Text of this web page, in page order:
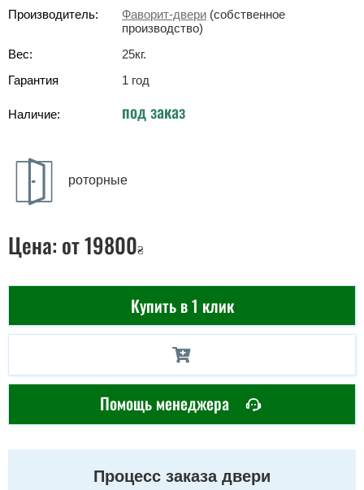
Производитель:
Фаворит-двери (собственное
производство)
Вес:
25кг.
Гарантия
1 год
Наличие: под заказ
роторные
Цена: от 19800₴
Купить в 1 клик
Помощь менеджера
Процесс заказа двери